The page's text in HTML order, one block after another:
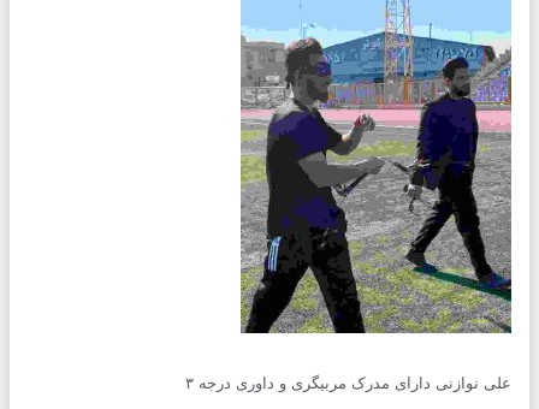
نوازنی دارای مدرک مربیگری و داوری درجه ۳